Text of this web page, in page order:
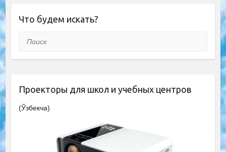
Что будем искать?
Поиск
Проекторы для школ и учебных центров
(Ўзбекча)